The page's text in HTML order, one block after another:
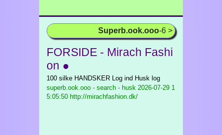
Superb.ook.ooo-6 >
FORSIDE - Mirach Fashi
on ●
100 silke HANDSKER Log ind Husk log
superb.ook.ooo - search - husk 2026-07-29 1
5:05:50 http://mirachfashion.dk/